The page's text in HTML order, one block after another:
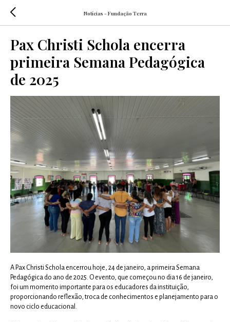
Notícias - Fundação Terra
Pax Christi Schola encerra
primeira Semana Pedagógica
de 2025
A Pax Christi Schola encerrou hoje, 24 de janeiro, a primeira Semana
Pedagógica do ano de 2025. O evento, que começou no dia 16 de janeiro,
foi um momento importante para os educadores da instituição,
proporcionando reflexão, troca de conhecimentos e planejamento para o
novo ciclo educacional.